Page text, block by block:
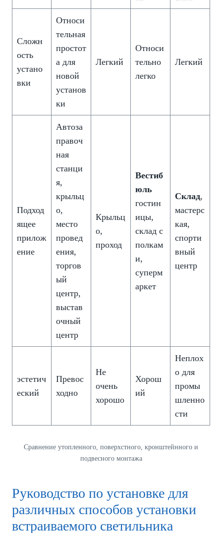
Сложн
ость
устано
вки
Относи
тельная
простот
а для
новой
установ
ки
Легкий
Относи
тельно
легко
Легкий
Подход
ящее
прилож
ение
Автоза
правоч
ная
станци
я,
крыльц
о,
место
провед
ения,
торгов
ый
центр,
выстав
очный
центр
Крыльц
о,
проход
Вестиб
юль
гостин
ицы,
склад с
полкам
и,
суперм
аркет
Склад,
мастерс
кая,
спорти
вный
центр
эстетич
еский
Превос
ходно
Не
очень
хорошо
Хорош
ий
Неплох
о для
промы
шленно
сти
Сравнение утопленного, поверхстного, кронштейнного и
подвесного монтажа
Руководство по установке для
различных способов установки
встраиваемого светильника